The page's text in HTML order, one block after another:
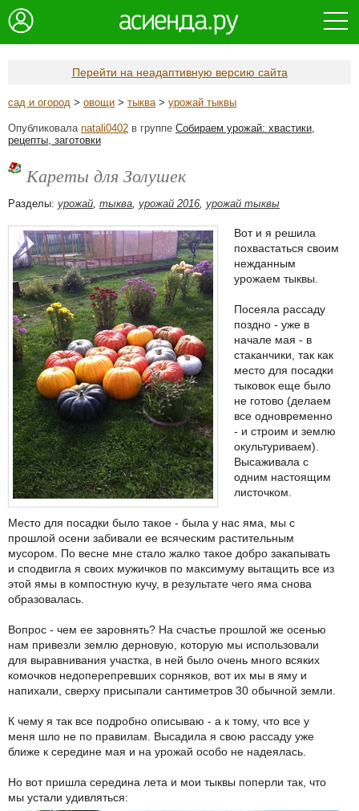
Перейти на неадаптивную версию сайта
сад и огород > овощи > тыква> урожай тыквы
Опубликовала natali0402 в группе Собираем урожай: хвастики,
рецепты, заготовки
Кареты для Золушек
Разделы: урожай, тыква, урожай 2016, урожай тыквы
Вот и я решила
похвастаться своим
нежданным
урожаем тыквы.
Посеяла рассаду
поздно - уже в
начале мая - в
стаканчики, так как
место для посадки
тыковок еще было
не готово (делаем
все одновременно
- и строим и землю
окультуриваем).
Высаживала с
одним настоящим
листочком.
Место для посадки было такое - была у нас яма, мы с
прошлой осени забивали ее всяческим растительным
мусором. По весне мне стало жалко такое добро закапывать
и сподвигла я своих мужичков по максимуму вытащить все из
этой ямы в компостную кучу, в результате чего яма снова
образовалась.
Вопрос - чем ее заровнять? На счастье прошлой же осенью
нам привезли землю дерновую, которую мы использовали
для выравнивания участка, в ней было очень много всяких
комочков недоперепревших сорняков, вот их мы в яму и
напихали, сверху присыпали сантиметров 30 обычной земли.
К чему я так все подробно описываю - а к тому, что все у
меня шло не по правилам. Высадила я свою рассаду уже
ближе к середине мая и на урожай особо не надеялась.
Но вот пришла середина лета и мои тыквы поперли так, что
мы устали удивляться: